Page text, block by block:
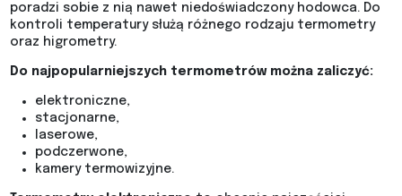
poradzi sobie z nią nawet niedoświadczony hodowca. Do
kontroli temperatury służą różnego rodzaju termometry
oraz higrometry.
Do najpopularniejszych termometrów można zaliczyć:
elektroniczne,
stacjonarne,
laserowe,
podczerwone,
kamery termowizyjne.